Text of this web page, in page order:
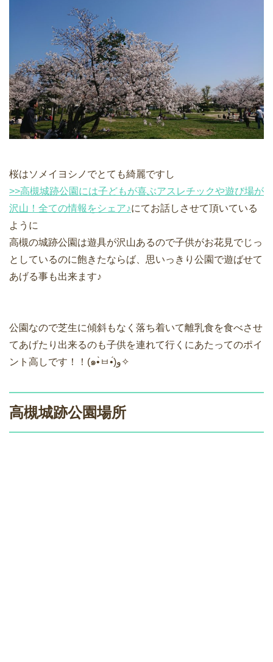
桜はソメイヨシノでとても綺麗ですし
>>高槻城跡公園には子どもが喜ぶアスレチックや遊び場が
沢山！全ての情報をシェア♪にてお話しさせて頂いている
ように
高槻の城跡公園は遊具が沢山あるので子供がお花見でじっ
としているのに飽きたならば、思いっきり公園で遊ばせて
あげる事も出来ます♪
公園なので芝生に傾斜もなく落ち着いて離乳食を食べさせ
てあげたり出来るのも子供を連れて行くにあたってのポイ
ント高しです！！(๑•̀ㅂ•́)و✧
高槻城跡公園場所